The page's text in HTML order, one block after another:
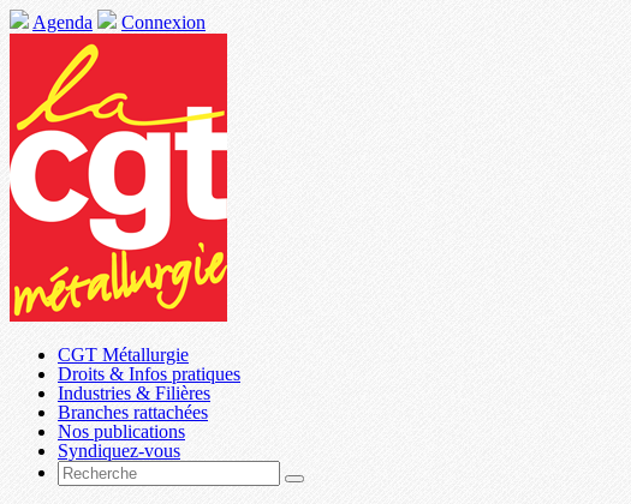
Agenda Connexion
CGT Métallurgie
Droits & Infos pratiques
Industries & Filières
Branches rattachées
Nos publications
Syndiquez-vous